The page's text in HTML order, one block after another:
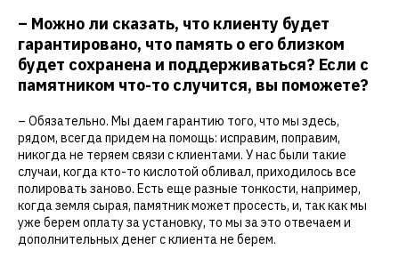
– Можно ли сказать, что клиенту будет
гарантировано, что память о его близком
будет сохранена и поддерживаться? Если с
памятником что-то случится, вы поможете?
– Обязательно. Мы даем гарантию того, что мы здесь,
рядом, всегда придем на помощь: исправим, поправим,
никогда не теряем связи с клиентами. У нас были такие
случаи, когда кто-то кислотой обливал, приходилось все
полировать заново. Есть еще разные тонкости, например,
когда земля сырая, памятник может просесть, и, так как мы
уже берем оплату за установку, то мы за это отвечаем и
дополнительных денег с клиента не берем.